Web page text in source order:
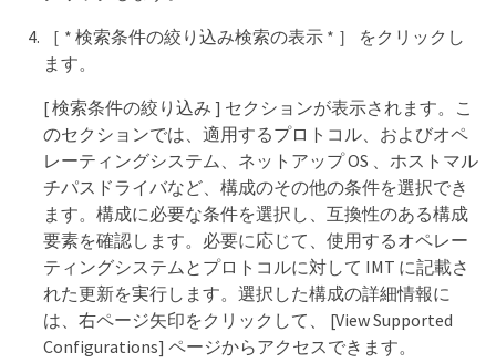
［ * 検索条件の絞り込み検索の表示 * ］ をクリックし
ます。
[ 検索条件の絞り込み ] セクションが表示されます。こ
のセクションでは、適用するプロトコル、およびオペ
レーティングシステム、ネットアップ OS 、ホストマル
チパスドライバなど、構成のその他の条件を選択でき
ます。構成に必要な条件を選択し、互換性のある構成
要素を確認します。必要に応じて、使用するオペレー
ティングシステムとプロトコルに対して IMT に記載さ
れた更新を実行します。選択した構成の詳細情報に
は、右ページ矢印をクリックして、 [View Supported
Configurations] ページからアクセスできます。